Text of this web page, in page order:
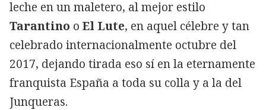
leche en un maletero, al mejor estilo
Tarantino o El Lute, en aquel célebre y tan
celebrado internacionalmente octubre del
2017, dejando tirada eso sí en la eternamente
franquista España a toda su colla y a la del
Junqueras.